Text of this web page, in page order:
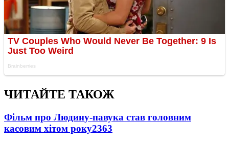
ЧИТАЙТЕ ТАКОЖ
Фільм про Людину-павука став головним
касовим хітом року2363